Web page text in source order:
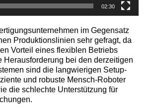
02:30
im Gegensatz
Produktionslinien sehr gefragt, da
Vorteil eines flexiblen Betriebs
Herausforderung bei den derzeitigen
sind die langwierigen Setup-
und robuste Mensch-Roboter
die schlechte Unterstützung für